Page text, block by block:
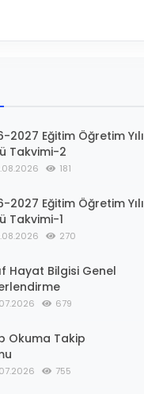
2027 Eğitim Öğretim
Takvimi-2
181
2027 Eğitim Öğretim
Takvimi-1
270
Hayat Bilgisi Genel
679
Okuma Takip
755